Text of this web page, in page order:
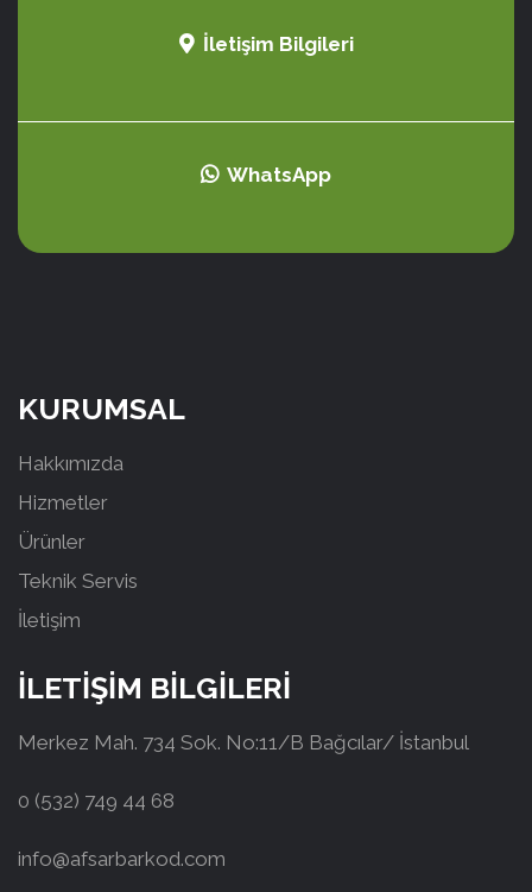
İletişim Bilgileri
WhatsApp
KURUMSAL
Hakkımızda
Hizmetler
Ürünler
Teknik Servis
İletişim
İLETİŞİM BİLGİLERİ
Merkez Mah. 734 Sok. No:11/B Bağcılar/ İstanbul
0 (532) 749 44 68
info@afsarbarkod.com